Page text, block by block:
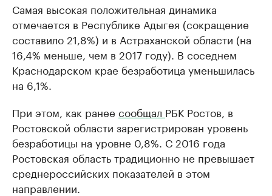
Самая высокая положительная динамика
отмечается в Республике Адыгея (сокращение
составило 21,8%) и в Астраханской области (на
16,4% меньше, чем в 2017 году). В соседнем
Краснодарском крае безработица уменьшилась
на 6,1%.
При этом, как ранее сообщал РБК Ростов, в
Ростовской области зарегистрирован уровень
безработицы на уровне 0,8%. С 2016 года
Ростовская область традиционно не превышает
среднероссийских показателей в этом
направлении.